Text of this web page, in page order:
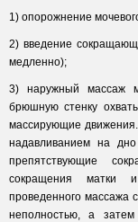
1) опорожнение
2) введение
медленно);
3) наружный массаж
брюшную стенку
массирующие
надавливанием на
препятствующие
сокращения матки
проведенного массажа
неполностью, а